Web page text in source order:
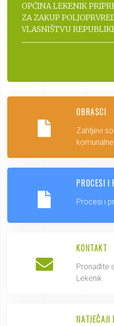
OPĆINA LEKENIK
ZA ZAKUP
VLASNIŠTVU
OBRASCI
Zahtjevi
PROCESI I
Procesi i
KONTAKT
Pronađite
Lekenik